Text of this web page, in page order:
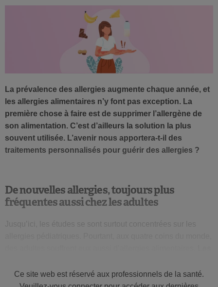
La prévalence des allergies augmente chaque année, et
les allergies alimentaires n’y font pas exception. La
première chose à faire est de supprimer l’allergène de
son alimentation. C’est d’ailleurs la solution la plus
souvent utilisée. L’avenir nous apportera-t-il des
traitements personnalisés pour guérir des allergies ?
De nouvelles allergies, toujours plus
fréquentes aussi chez les adultes
persister à l’âge adulte. Mais il est de plus en plus
fréquent que les patients développent des nouvelles
Ce site web est réservé aux professionnels de la santé.